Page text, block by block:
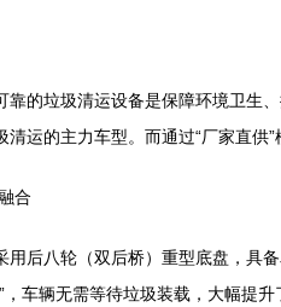
靠的垃圾清运设备是保障环境卫生
运的主力车型。而通过“厂家直供
合
用后八轮（双后桥）重型底盘，
车辆无需等待垃圾装载，大幅提